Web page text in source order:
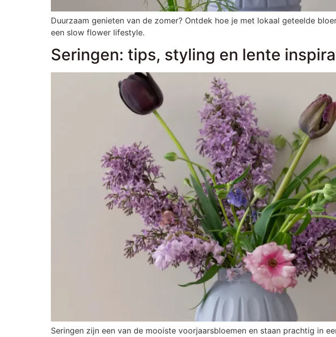
Duurzaam genieten van de zomer? Ontdek hoe je met lokaal geteelde
een slow flower lifestyle.
Seringen: tips, styling en lente
Seringen zijn een van de mooiste voorjaarsbloemen en staan prachtig in